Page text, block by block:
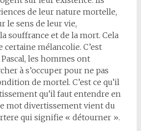
de leur nature mortelle,
le sens de leur vie,
souffrance et de la mort. Cela
certaine mélancolie. C’est
les hommes ont
à s’occuper pour ne pas
de mortel. C’est ce qu’il
qu’il faut entendre en
mot divertissement vient du
qui signifie « détourner ».